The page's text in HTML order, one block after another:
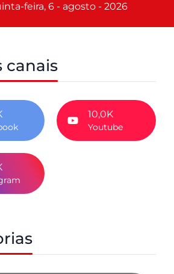
feira, 6 - agosto - 2026
canais
10,0K
Youtube